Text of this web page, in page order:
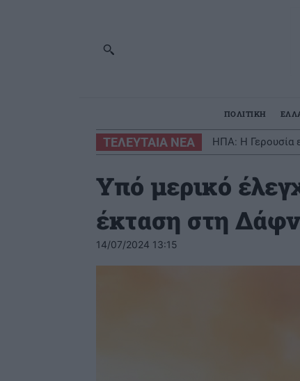
ΠΟΛΙΤΙΚΗ
ΤΕΛΕΥΤΑΙΑ ΝΕΑ ΗΠΑ: Η Γερουσία
Υπό μερικό
έκταση στη
14/07/2024 13:15